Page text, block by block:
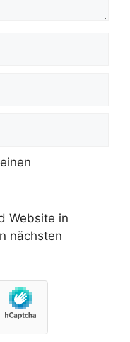
Website in
nächsten